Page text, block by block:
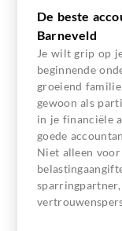
De beste
Barneveld
Je wilt grip op
beginnende
groeiend
gewoon als
in je financiële
goede
Niet alleen
sparringpartner,